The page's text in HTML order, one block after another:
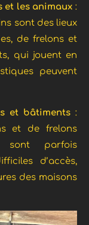
et les animaux :
sont des lieux
de frelons et
qui jouent en
peuvent
et bâtiments :
et de frelons
sont parfois
d’accès,
des maisons